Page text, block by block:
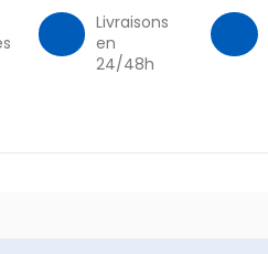
Livraisons
en
24/48h